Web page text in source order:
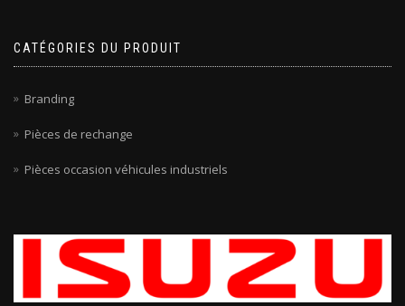
CATÉGORIES DU PRODUIT
Branding
Pièces de rechange
Pièces occasion véhicules industriels